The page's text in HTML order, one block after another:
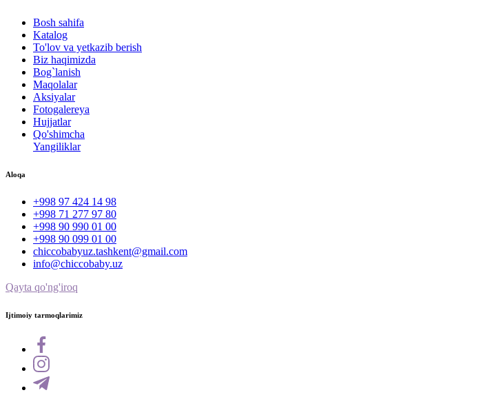
Bosh sahifa
Katalog
To'lov va yetkazib berish
Biz haqimizda
Bog`lanish
Maqolalar
Aksiyalar
Fotogalereya
Hujjatlar
Qo'shimcha
Yangiliklar
Aloqa
+998 97 424 14 98
+998 71 277 97 80
+998 90 990 01 00
+998 90 099 01 00
chiccobabyuz.tashkent@gmail.com
info@chiccobaby.uz
Qayta qo'ng'iroq
Ijtimoiy tarmoqlarimiz